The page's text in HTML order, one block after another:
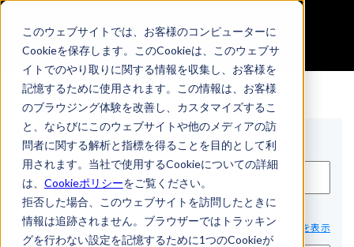
このウェブサイトでは、お客様のコンピューターに
Cookieを保存します。このCookieは、このウェブサ
イトでのやり取りに関する情報を収集し、お客様を
記憶するために使用されます。この情報は、お客様
のブラウジング体験を改善し、カスタマイズするこ
と、ならびにこのウェブサイトや他のメディアの訪
問者に関する解析と指標を得ることを目的として利
用されます。当社で使用するCookieについての詳細
は、 Cookieポリシーをご覧ください。
拒否した場合、このウェブサイトを訪問したときに
情報は追跡されません。ブラウザーではトラッキン
グを行わない設定を記憶するために1つのCookieが
サインイン
Eメール*
パスワード* パスワードを表示